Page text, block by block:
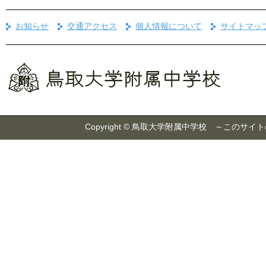
お知らせ 交通アクセス 個人情報について サイトマッ
Copyright © 鳥取大学附属中学校 ～このサイト